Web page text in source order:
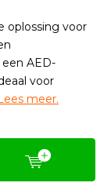
oplossing voor
AED-
voor
meer.